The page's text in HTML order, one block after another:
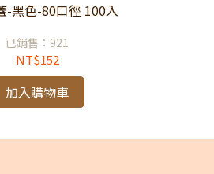
-黑色-80口徑 100入
已銷售：921
NT$152
加入購物車